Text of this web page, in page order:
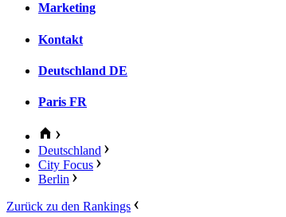
Marketing
Kontakt
Deutschland DE
Paris FR
Deutschland
City Focus
Berlin
Zurück zu den Rankings